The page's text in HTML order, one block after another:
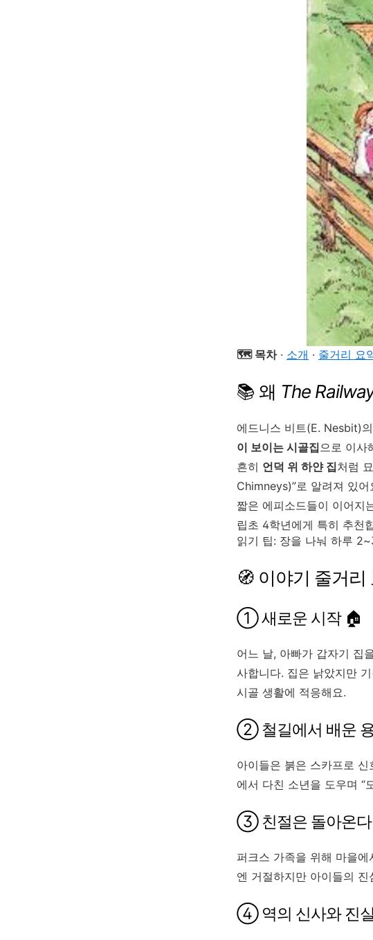
🗺️ 목차· 소개 · 줄거리 요
📚 왜 The
에드니스 비트(E. Nesbit)
이 보이는 시골집으로 이사
흔히 언덕 위 하얀 집처럼
Chimneys)”로 알려져 있어
짧은 에피소드들이 이어지
립초 4학년에게 특히 추천
읽기 팁: 장을 나눠 하루
🧭 이야기 줄거리
① 새로운 시작 🏠
어느 날, 아빠가 갑자기 집
사합니다. 집은 낡았지만
시골 생활에 적응해요.
② 철길에서 배운
아이들은 붉은 스카프로 신
에서 다친 소년을 도우며 “
③ 친절은 돌아온
퍼크스 가족을 위해 마을
엔 거절하지만 아이들의
④ 역의 신사와 진